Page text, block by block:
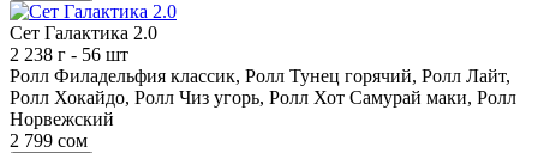
Сет Галактика 2.0
2 238 г - 56 шт
Ролл Филадельфия классик, Ролл Тунец горячий, Ролл Лайт,
Ролл Хокайдо, Ролл Чиз угорь, Ролл Хот Самурай маки, Ролл
Норвежский
2 799 сом